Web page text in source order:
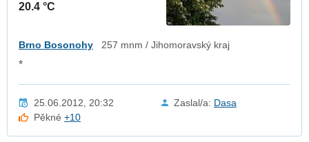
20.4 °C
Brno Bosonohy 257 mnm / Jihomoravský kraj
*
25.06.2012, 20:32 Zaslal/a: Dasa
Pěkné+10